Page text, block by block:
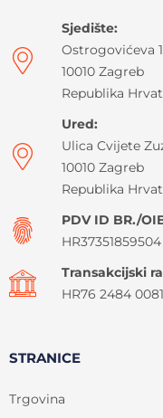
Sjedište:
Ostrogovićeva
10010 Zagreb
Republika
Ured:
Ulica Cvijete
10010 Zagreb
Republika
PDV ID BR./
HR37351859504
Transakcijski
HR76 2484
STRANICE
Trgovina